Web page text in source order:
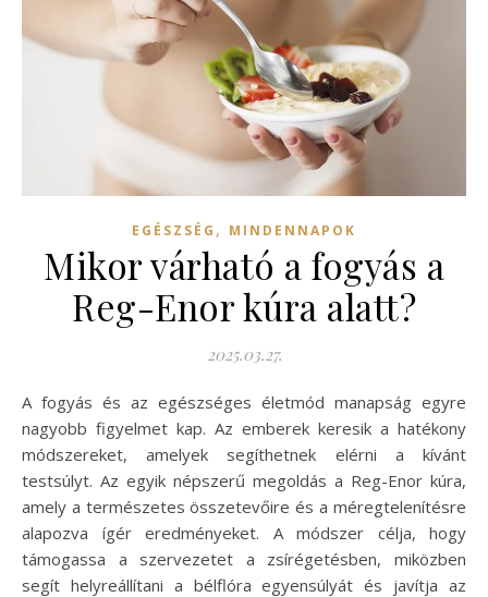
EGÉSZSÉG , MINDENNAPOK
Mikor várható a fogyás a
Reg-Enor kúra alatt?
2025.03.27.
A fogyás és az egészséges életmód manapság egyre
nagyobb figyelmet kap. Az emberek keresik a hatékony
módszereket, amelyek segíthetnek elérni a kívánt
testsúlyt. Az egyik népszerű megoldás a Reg-Enor kúra,
amely a természetes összetevőire és a méregtelenítésre
alapozva ígér eredményeket. A módszer célja, hogy
támogassa a szervezetet a zsírégetésben, miközben
segít helyreállítani a bélflóra egyensúlyát és javítja az